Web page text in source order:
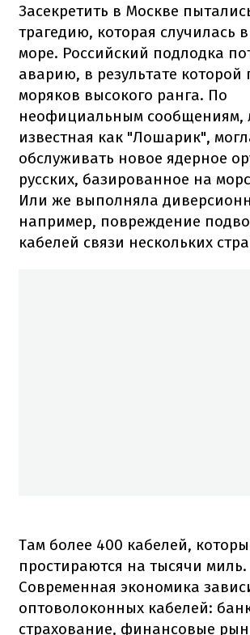
Засекретить в Москве
трагедию, которая случилась
море. Российский подлодка
аварию, в результате которой
моряков высокого ранга. По
неофициальным сообщениям,
известная как "Лошарик",
обслуживать новое ядерное
русских, базированное на
Или же выполняла
например, повреждение
кабелей связи нескольких
Там более 400 кабелей,
простираются на тысячи миль.
Современная экономика
оптоволоконных кабелей:
страхование, финансовые